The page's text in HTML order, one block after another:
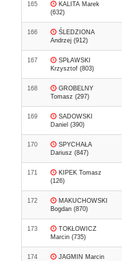
165
KALITA Marek
(632)
166
ŚLEDZIONA
Andrzej (912)
167
SPŁAWSKI
Krzysztof (803)
168
GROBELNY
Tomasz (297)
169
SADOWSKI
Daniel (390)
170
SPYCHAŁA
Dariusz (847)
171
KIPEK Tomasz
(126)
172
MAKUCHOWSKI
Bogdan (870)
173
TOKŁOWICZ
Marcin (735)
174
JAGMIN Marcin